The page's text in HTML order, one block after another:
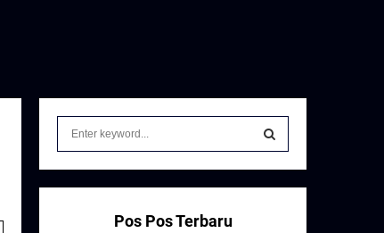
S
Pos Pos Terbaru